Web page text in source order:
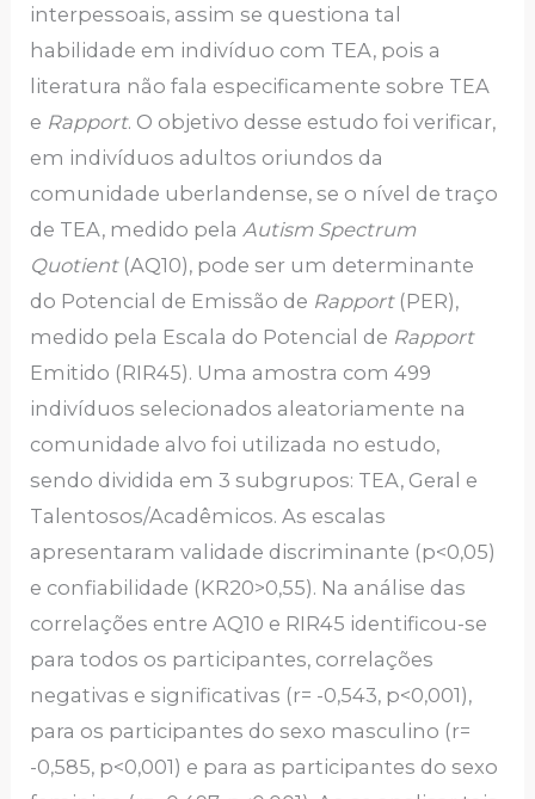
interpessoais, assim se questiona tal
habilidade em indivíduo com TEA, pois a
literatura não fala especificamente sobre TEA
e Rapport. O objetivo desse estudo foi verificar,
em indivíduos adultos oriundos da
comunidade uberlandense, se o nível de traço
de TEA, medido pelaAutism Spectrum
Quotient(AQ10), pode ser um determinante
do Potencial de Emissão de Rapport(PER),
medido pela Escala do Potencial de Rapport
Emitido (RIR45). Uma amostra com 499
indivíduos selecionados aleatoriamente na
comunidade alvo foi utilizada no estudo,
sendo dividida em 3 subgrupos: TEA, Geral e
Talentosos/Acadêmicos. As escalas
apresentaram validade discriminante (p<0,05)
e confiabilidade (KR20>0,55). Na análise das
correlações entre AQ10 e RIR45 identificou-se
para todos os participantes, correlações
negativas e significativas (r= -0,543, p<0,001),
para os participantes do sexo masculino (r=
-0,585, p<0,001) e para as participantes do sexo